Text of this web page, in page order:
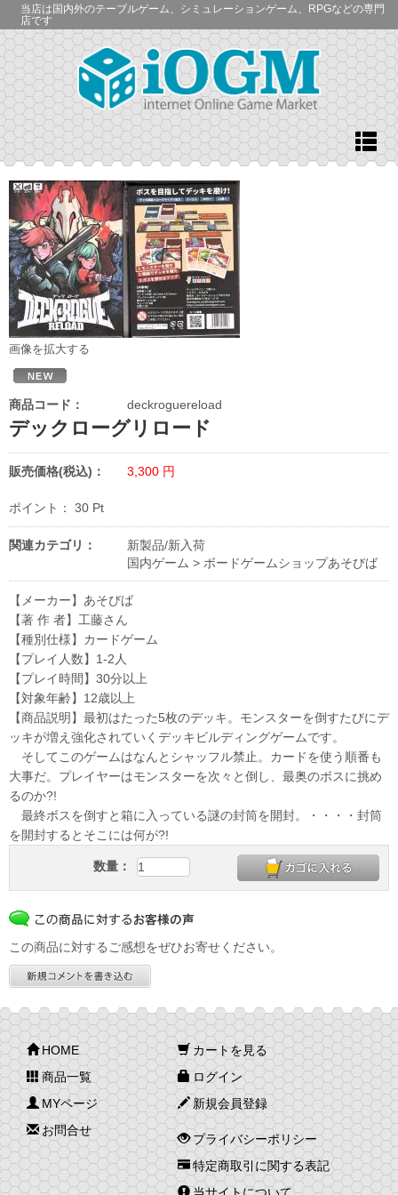
当店は国内外のテーブルゲーム、シミュレーションゲーム、RPGなどの専門
店です
画像を拡大する
商品コード： deckroguereload
デックローグリロード
販売価格(税込)： 3,300 円
ポイント： 30 Pt
関連カテゴリ：
新製品/新入荷
国内ゲーム > ボードゲームショップあそびば
【メーカー】あそびば
【著 作 者】工藤さん
【種別仕様】カードゲーム
【プレイ人数】1-2人
【プレイ時間】30分以上
【対象年齢】12歳以上
【商品説明】最初はたった5枚のデッキ。モンスターを倒すたびにデ
ッキが増え強化されていくデッキビルディングゲームです。
そしてこのゲームはなんとシャッフル禁止。カードを使う順番も
大事だ。プレイヤーはモンスターを次々と倒し、最奥のボスに挑め
るのか?!
最終ボスを倒すと箱に入っている謎の封筒を開封。・・・・封筒
を開封するとそこには何が?!
数量：
この商品に対するご感想をぜひお寄せください。
HOME
商品一覧
MYページ
お問合せ
カートを見る
ログイン
新規会員登録
プライバシーポリシー
特定商取引に関する表記